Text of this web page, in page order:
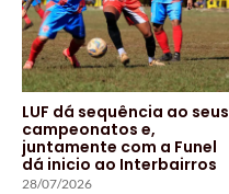
LUF dá sequência ao seus
campeonatos e,
juntamente com a Funel
dá inicio ao Interbairros
28/07/2026